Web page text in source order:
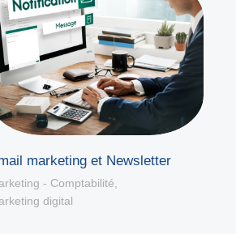
marketing et Newsletter
- Comptabilité
digital